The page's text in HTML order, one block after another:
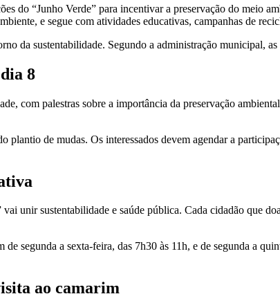
do “Junho Verde” para incentivar a preservação do meio
e segue com atividades educativas, campanhas de
da sustentabilidade. Segundo a administração municipal,
8
com palestras sobre a importância da preservação
plantio de mudas. Os interessados devem agendar a
unir sustentabilidade e saúde pública. Cada cidadão que
segunda a sexta-feira, das 7h30 às 11h, e de segunda a
ao camarim